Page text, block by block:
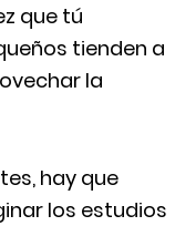
que tú
tienden a
la
hay que
los estudios